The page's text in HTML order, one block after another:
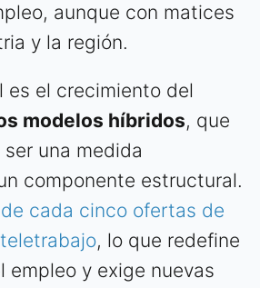
aunque con matices
y la región.
es el crecimiento del
modelos híbridos, que
una medida
componente estructural.
cada cinco ofertas de
, lo que redefine
empleo y exige nuevas